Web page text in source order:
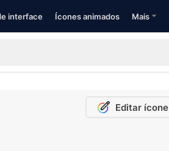
interface Ícones animados Mais
Editar ícone